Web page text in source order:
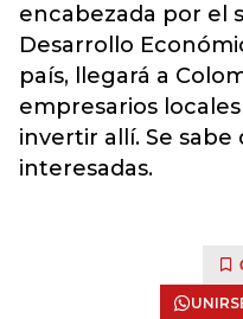
encabezada por el
Desarrollo
país, llegará a
empresarios
invertir allí. Se
interesadas.